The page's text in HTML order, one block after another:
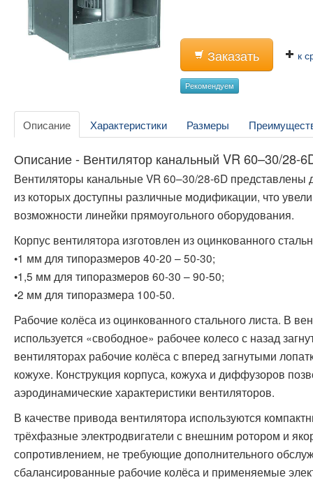
Заказать к
Рекомендуем
Описание Характеристики Размеры
Описание - Вентилятор канальный VR 60–30/28-
Вентиляторы канальные VR 60–30/28-6D
из которых доступны различные модификации, что
возможности линейки прямоугольного оборудования.
Корпус вентилятора изготовлен из оцинкованного
•1 мм для типоразмеров 40-20 – 50-30;
•1,5 мм для типоразмеров 60-30 – 90-50;
•2 мм для типоразмера 100-50.
Рабочие колёса из оцинкованного стального листа. В
используется «свободное» рабочее колесо с назад
вентиляторах рабочие колёса с вперед загнутыми
кожухе. Конструкция корпуса, кожуха и диффузоров
аэродинамические характеристики вентиляторов.
В качестве привода вентилятора используются
трёхфазные электродвигатели с внешним ротором и
сопротивлением, не требующие дополнительного
сбалансированные рабочие колёса и применяемые